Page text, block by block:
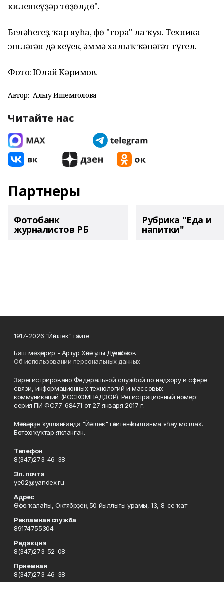
килешеүҙәр төҙөлдө".
Беләһегеҙ, ҡар яуһа, Өфө "тора" ла ҡуя. Техника
эшләгән дә кеүек, әммә халыҡ ҡәнәғәт түгел.
Фото: Юлай Кәримов.
Автор: Алһыу Ишемғолова
Читайте нас
Партнеры
Фотобанк
журналистов РБ
Рубрика "Еда и
напитки"
1917-2026 "Йәшлек" гәзите
Баш мөхәррир - Артур Хәсән улы Дәүләтбәков
Об использовании персональных данных
Зарегистрировано Федеральной службой по надзору в сфере
связи, информационных технологий и массовых
коммуникаций (РОСКОМНАДЗОР). Регистрационный номер:
серия ПИ ФС77-68471 от 27 января 2017 г.
Мәҡәләләрҙе ҡулланғанда "Йәшлек" гәзитенә һылтанма яһау мотлаҡ.
Бөтә хоҡуҡтар яҡланған.
Телефон
8(347)273-46-38
Эл. почта
ye02@yandex.ru
Адрес
Өфө ҡалаһы, Октябрҙең 50 йыллығы урамы, 13, 8-се ҡат
Рекламная служба
89174755304
Редакция
8(347)273-52-08
Приемная
8(347)273-46-38